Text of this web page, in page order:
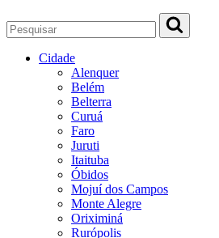
Cidade
Alenquer
Belém
Belterra
Curuá
Faro
Juruti
Itaituba
Óbidos
Mojuí dos Campos
Monte Alegre
Oriximiná
Rurópolis